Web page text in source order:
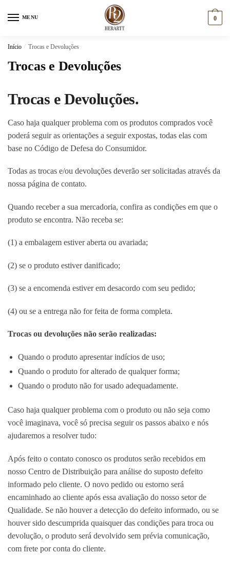
MENU 0
Início / Trocas e Devoluções
Trocas e Devoluções
Trocas e Devoluções.
Caso haja qualquer problema com os produtos comprados você
poderá seguir as orientações a seguir expostas, todas elas com
base no Código de Defesa do Consumidor.
Todas as trocas e/ou devoluções deverão ser solicitadas através da
nossa página de contato.
Quando receber a sua mercadoria, confira as condições em que o
produto se encontra. Não receba se:
(1) a embalagem estiver aberta ou avariada;
(2) se o produto estiver danificado;
(3) se a encomenda estiver em desacordo com seu pedido;
(4) ou se a entrega não for feita de forma completa.
Trocas ou devoluções não serão realizadas:
Quando o produto apresentar indícios de uso;
Quando o produto for alterado de qualquer forma;
Quando o produto não for usado adequadamente.
Caso haja qualquer problema com o produto ou não seja como
você imaginava, você só precisa seguir os passos abaixo e nós
ajudaremos a resolver tudo:
Após feito o contato conosco os produtos serão recebidos em
nosso Centro de Distribuição para análise do suposto defeito
informado pelo cliente. O novo pedido ou estorno será
encaminhado ao cliente após essa avaliação do nosso setor de
Qualidade. Se não houver a detecção do defeito informado, ou se
houver sido descumprida quaisquer das condições para troca ou
devolução, o produto será devolvido sem prévia comunicação,
com frete por conta do cliente.